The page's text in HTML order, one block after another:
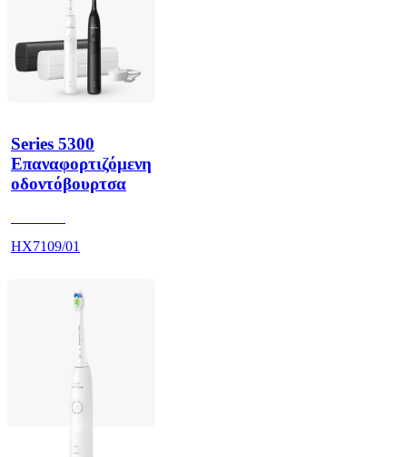
Series 5300
Επαναφορτιζόμενη
οδοντόβουρτσα
HX7109/01